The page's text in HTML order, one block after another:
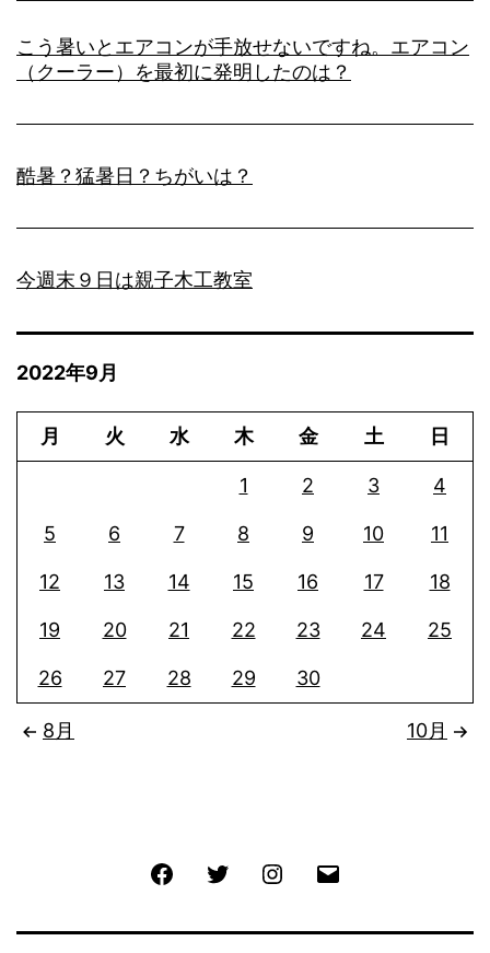
こう暑いとエアコンが手放せないですね。エアコン
（クーラー）を最初に発明したのは？
酷暑？猛暑日？ちがいは？
今週末９日は親子木工教室
2022年9月
月 火 水 木 金 土 日
1 2 3 4
5 6 7 8 9 10 11
12 13 14 15 16 17 18
19 20 21 22 23 24 25
26 27 28 29 30
8月 10月
FacebookTwitter Instagram